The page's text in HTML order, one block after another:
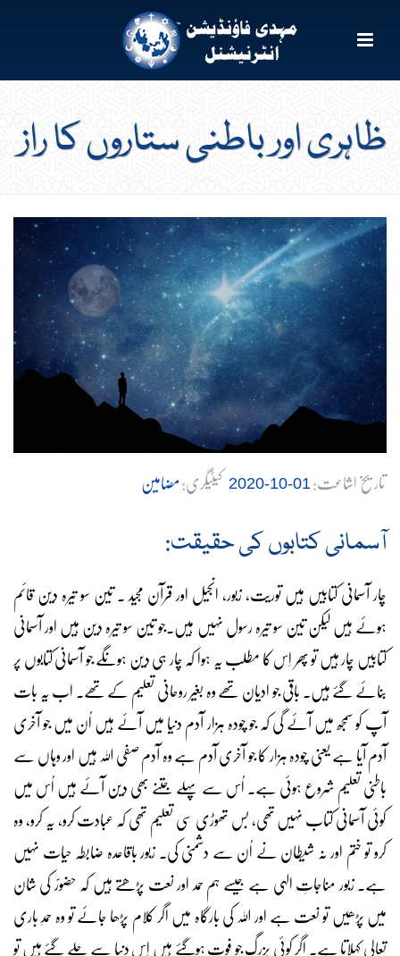
ظاہری اور باطنی ستاروں کا راز
تاریخ اشاعت: 01-10-2020 کیٹیگری:مضامین
آسمانی کتابوں کی حقیقت:
چار آسمانی کتابیں ہیں توریت، زبور، انجیل اور قرآن مجید ۔ تین سو تیرہ دین قائم
ہوئے ہیں لیکن تین سو تیرہ رسول نہیں ہیں۔جو تین سو تیرہ دین ہیں اور آسمانی
کتابیں چار ہیں تو پھر اِس کا مطلب یہ ہوا کہ چار ہی دین ہونگے جو آسمانی کتابوں پر
بنائے گئے ہیں۔ باقی جو ادیان تھے وہ بغیر روحانی تعلیم کے تھے۔ اب یہ بات
آپ کو سمجھ میں آئے گی کہ جو چودہ ہزار آدم دنیا میں آئے ہیں اُن میں جو آخری
آدم آیا ہے یعنی چودہ ہزار کا جو آخری آدم ہے وہ آدم صفی اللہ ہیں اور وہاں سے
باطنی تعلیم شروع ہوئی ہے۔ اُس سے پہلے جتنے بھی دین آئے ہیں اُس میں
کوئی آسمانی کتاب نہیں تھی، بس تھوڑی سی تعلیم تھی کہ عبادت کرو، یہ کرو، وہ
کرو تو ختم اور نہ شیطان نے اُن سے دشمنی کی۔ زبور باقاعدہ ضابطہ حیات نہیں
ہے۔ زبور مناجاتِ الہی ہے جیسے ہم حمد اور نعت پڑھتے ہیں کہ حضورؐ کی شان
میں پڑھیں تو نعت ہے اور اللہ کی بارگاہ میں اگر کلام پڑھا جائے تو وہ حمدِ باری
تعالی کہلاتا ہے۔ اگر کوئی بزرگ جو فوت ہوگئے ہیں اِس دنیا سے چلے گئے ہیں تو